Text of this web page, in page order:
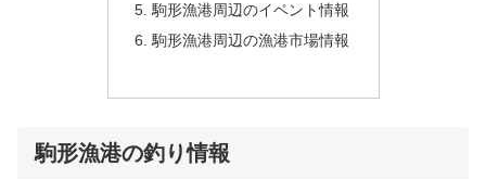
駒形漁港周辺のイベント情報
駒形漁港周辺の漁港市場情報
駒形漁港の釣り情報